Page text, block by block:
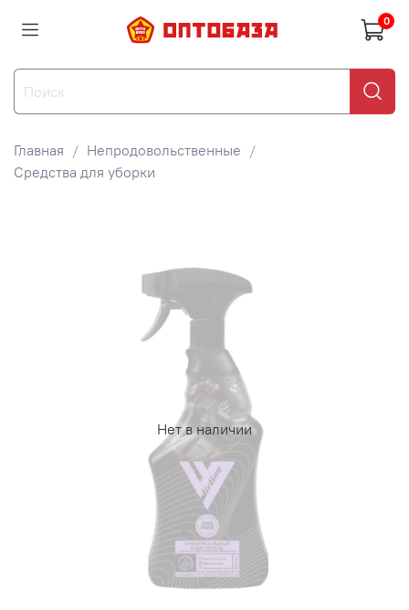
0
Главная
Непродовольственные
Средства для уборки
Нет в наличии